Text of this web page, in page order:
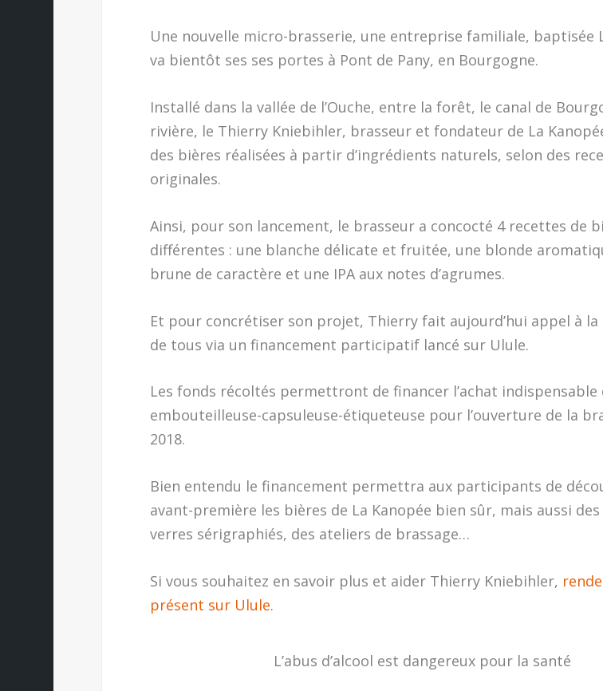
Une nouvelle micro-brasserie, une entreprise familiale, baptisée
va bientôt ses ses portes à Pont de Pany, en Bourgogne.
Installé dans la vallée de l’Ouche, entre la forêt, le canal de
rivière, le Thierry Kniebihler, brasseur et fondateur de La
des bières réalisées à partir d’ingrédients naturels, selon des
originales.
Ainsi, pour son lancement, le brasseur a concocté 4 recettes de
différentes : une blanche délicate et fruitée, une blonde
brune de caractère et une IPA aux notes d’agrumes.
Et pour concrétiser son projet, Thierry fait aujourd’hui appel à la
de tous via un financement participatif lancé sur Ulule.
Les fonds récoltés permettront de financer l’achat indispensable
embouteilleuse-capsuleuse-étiqueteuse pour l’ouverture de la
2018.
Bien entendu le financement permettra aux participants de
avant-première les bières de La Kanopée bien sûr, mais aussi
verres sérigraphiés, des ateliers de brassage…
Si vous souhaitez en savoir plus et aider Thierry Kniebihler,
présent sur Ulule.
L’abus d’alcool est dangereux pour la santé